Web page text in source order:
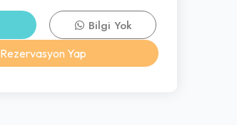
Bilgi Yok
Rezervasyon Yap